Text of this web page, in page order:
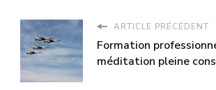
ARTICLE PRÉCÉDENT
Formation
méditation pleine